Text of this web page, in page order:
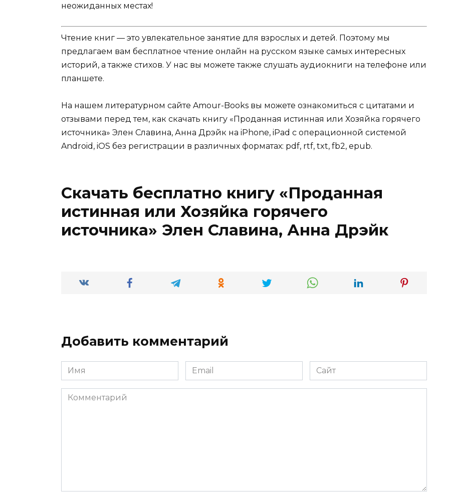
неожиданных местах!
Чтение книг — это увлекательное занятие для взрослых и детей. Поэтому мы
предлагаем вам бесплатное чтение онлайн на русском языке самых интересных
историй, а также стихов. У нас вы можете также слушать аудиокниги на телефоне или
планшете.
На нашем литературном сайте Amour-Books вы можете ознакомиться с цитатами и
отзывами перед тем, как скачать книгу «Проданная истинная или Хозяйка горячего
источника» Элен Славина, Анна Дрэйк на iPhone, iPad с операционной системой
Android, iOS без регистрации в различных форматах: pdf, rtf, txt, fb2, epub.
Скачать бесплатно книгу «Проданная
истинная или Хозяйка горячего
источника» Элен Славина, Анна Дрэйк
Добавить комментарий
Имя
*
Email
*
Сайт
Комментарий